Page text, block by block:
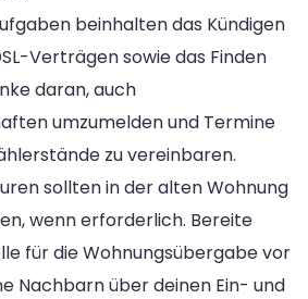
beinhalten das Kündigen
Verträgen sowie das Finden
daran, auch
umzumelden und Termine
zu vereinbaren.
sollten in der alten Wohnung
wenn erforderlich. Bereite
für die Wohnungsübergabe vor
Nachbarn über deinen Ein- und